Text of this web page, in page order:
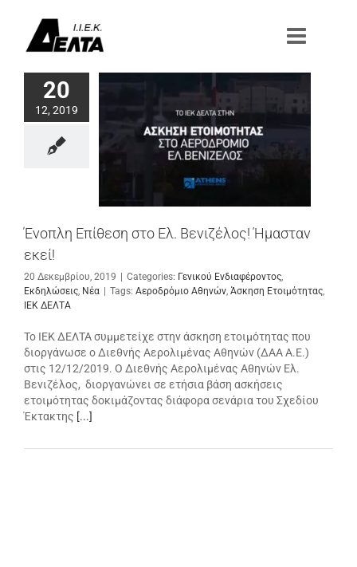
περιεχόμενο
20
12, 2019
Ένοπλη Επίθεση στο Ελ. Βενιζέλος! Ήμασταν
εκεί!
20 Δεκεμβρίου, 2019 | Categories: Γενικού Ενδιαφέροντος
Εκδηλώσεις Νέα | Tags: Αεροδρόμιο Αθηνών Άσκηση Ετοιμότητας
ΙΕΚ ΔΕΛΤΑ
Το ΙΕΚ ΔΕΛΤΑ συμμετείχε στην άσκηση ετοιμότητας που
διοργάνωσε ο Διεθνής Αερολιμένας Αθηνών (ΔΑΑ Α.Ε.)
στις 12/12/2019. Ο Διεθνής Αερολιμένας Αθηνών Ελ.
Βενιζέλος, διοργανώνει σε ετήσια βάση ασκήσεις
ετοιμότητας δοκιμάζοντας διάφορα σενάρια του Σχεδίου
Έκτακτης [...]